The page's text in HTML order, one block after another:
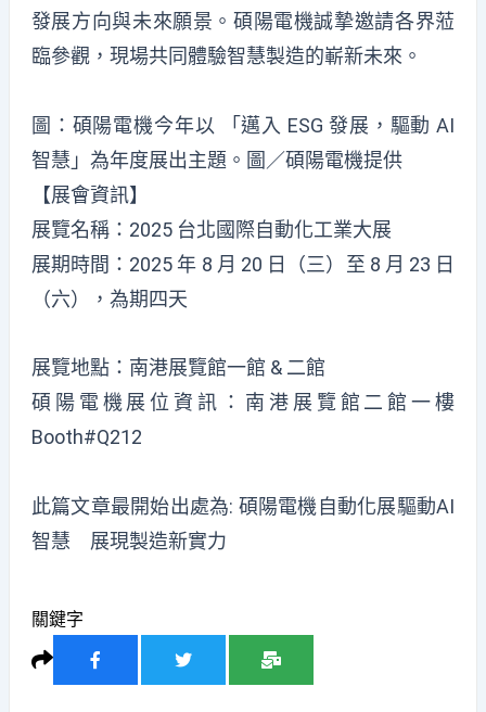
發展方向與未來願景。碩陽電機誠摯邀請各界蒞
臨參觀，現場共同體驗智慧製造的嶄新未來。
圖：碩陽電機今年以 「邁入 ESG 發展，驅動 AI
智慧」為年度展出主題。圖／碩陽電機提供
【展會資訊】
展覽名稱：2025 台北國際自動化工業大展
展期時間：2025 年 8 月 20 日（三）至 8 月 23 日
（六），為期四天
展覽地點：南港展覽館一館 & 二館
碩陽電機展位資訊：南港展覽館二館一樓
Booth#Q212
此篇文章最開始出處為: 碩陽電機自動化展驅動AI
智慧 展現製造新實力
關鍵字